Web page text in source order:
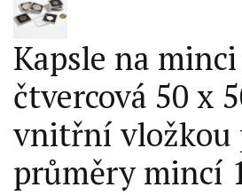
Kapsle na
čtvercová 50 x
vnitřní vložkou
průměry mincí